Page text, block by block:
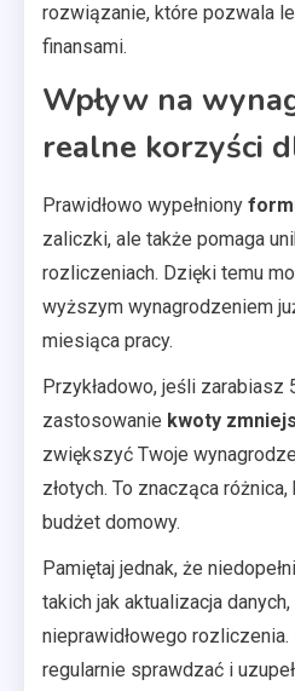
rozwiązanie, które pozwala
finansami.
Wpływ na
realne korzyści
Prawidłowo wypełniony
zaliczki, ale także pomaga
rozliczeniach. Dzięki temu
wyższym wynagrodzeniem
miesiąca pracy.
Przykładowo, jeśli zarabiasz
zastosowanie kwoty
zwiększyć Twoje
złotych. To znacząca
budżet domowy.
Pamiętaj jednak, że
takich jak aktualizacja
nieprawidłowego
regularnie sprawdzać i